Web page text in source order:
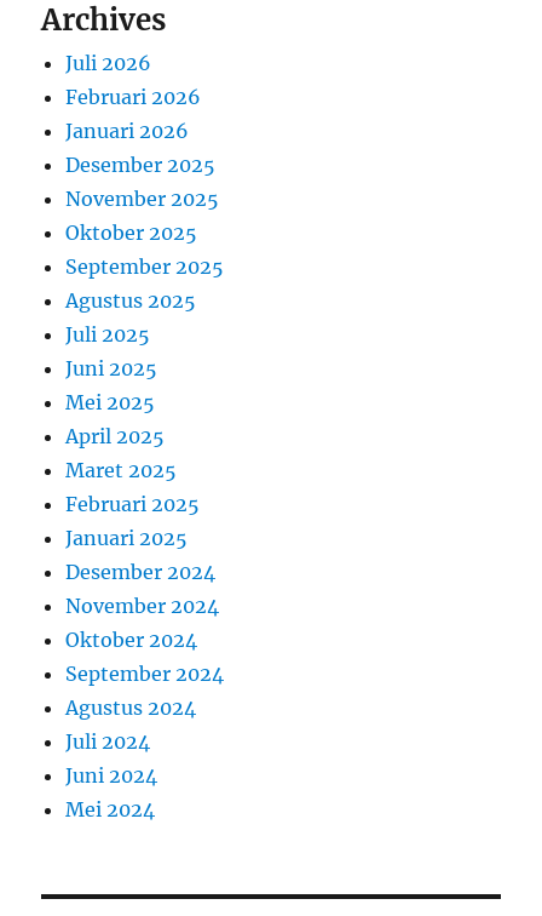
Archives
Juli 2026
Februari 2026
Januari 2026
Desember 2025
November 2025
Oktober 2025
September 2025
Agustus 2025
Juli 2025
Juni 2025
Mei 2025
April 2025
Maret 2025
Februari 2025
Januari 2025
Desember 2024
November 2024
Oktober 2024
September 2024
Agustus 2024
Juli 2024
Juni 2024
Mei 2024